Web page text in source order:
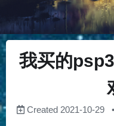
我买的
Created 2021-10-29